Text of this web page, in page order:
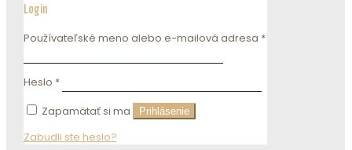
Login
Používateľské meno alebo e-mailová adresa *
Heslo *
Zapamätať si ma
Prihlásenie
Zabudli ste heslo?